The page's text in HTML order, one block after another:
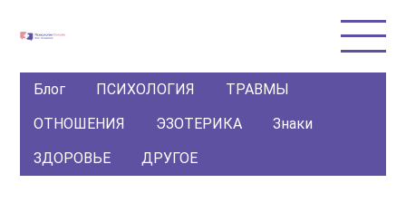
Блог ПСИХОЛОГИЯ
ТРАВМЫ
ОТНОШЕНИЯ
ЭЗОТЕРИКА
Знаки
ЗДОРОВЬЕ
ДРУГОЕ